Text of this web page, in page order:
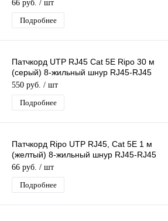
66 руб. / шт
Подробнее
Патчкорд UTP RJ45 Cat 5E Ripo 30 м
(серый) 8-жильный шнур RJ45-RJ45
для соединения сетевых устройств
550 руб. / шт
Подробнее
Патчкорд Ripo UTP RJ45, Cat 5E 1 м
(желтый) 8-жильный шнур RJ45-RJ45
д/соединения сетевых устройств
66 руб. / шт
Подробнее